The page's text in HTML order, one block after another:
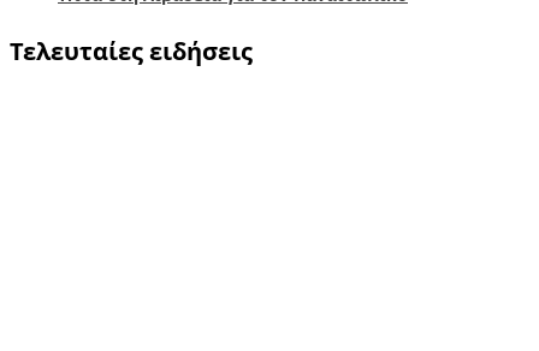
Τελευταίες ειδήσεις